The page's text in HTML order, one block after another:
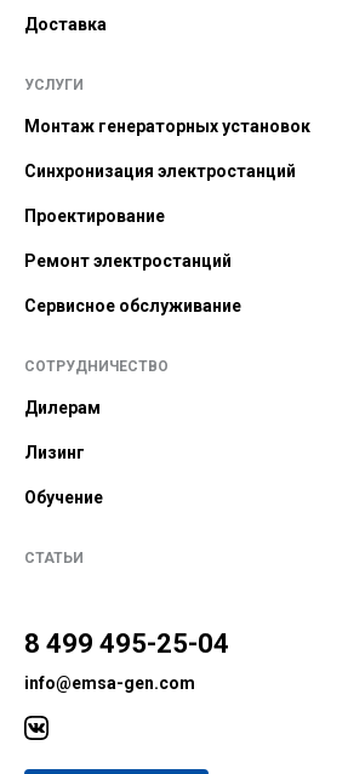
Доставка
УСЛУГИ
Монтаж генераторных установок
Синхронизация электростанций
Проектирование
Ремонт электростанций
Сервисное обслуживание
СОТРУДНИЧЕСТВО
Дилерам
Лизинг
Обучение
СТАТЬИ
8 499 495-25-04
info@emsa-gen.com